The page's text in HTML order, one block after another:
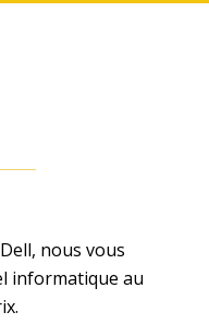
nous vous
informatique au